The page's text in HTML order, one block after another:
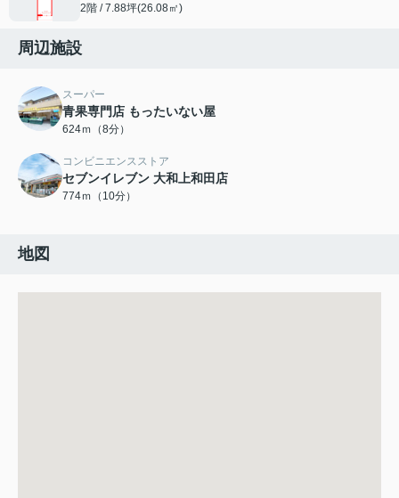
2階 / 7.88坪(26.08㎡)
周辺施設
スーパー
青果専門店 もったいない屋
624ｍ（8分）
コンビニエンスストア
セブンイレブン 大和上和田店
774ｍ（10分）
地図